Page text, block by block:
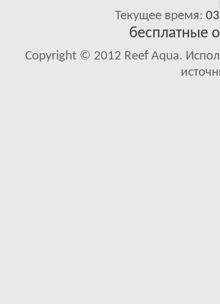
Текущее время:
бесплатные
Copyright © 2012 Reef Aqua.